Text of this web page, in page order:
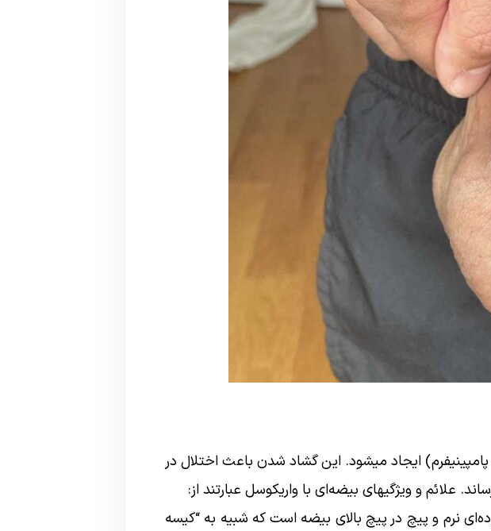
ایجاد میشود. این گشاد شدن باعث اختلال در
علائم و ویژگیهای بیضه‌ای با واریکوسل عبارتند از:
نرم و پیچ در پیچ بالای بیضه است که شبیه به “کیسه